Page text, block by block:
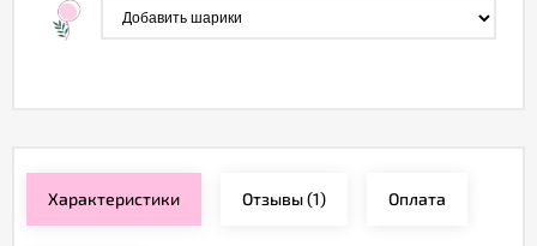
Характеристики Отзывы(1) Оплата